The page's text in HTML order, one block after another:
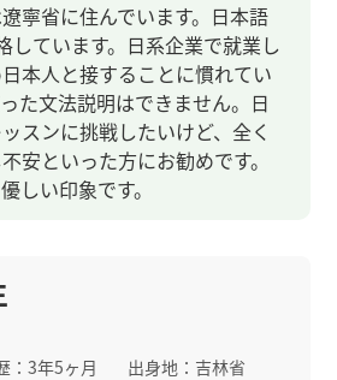
寧省に住んでいます。日本語
しています。日系企業で就業し
本人と接することに慣れてい
た文法説明はできません。日
スンに挑戦したいけど、全く
安といった方にお勧めです。
しい印象です。
：3年5ヶ月 出身地： 吉林省